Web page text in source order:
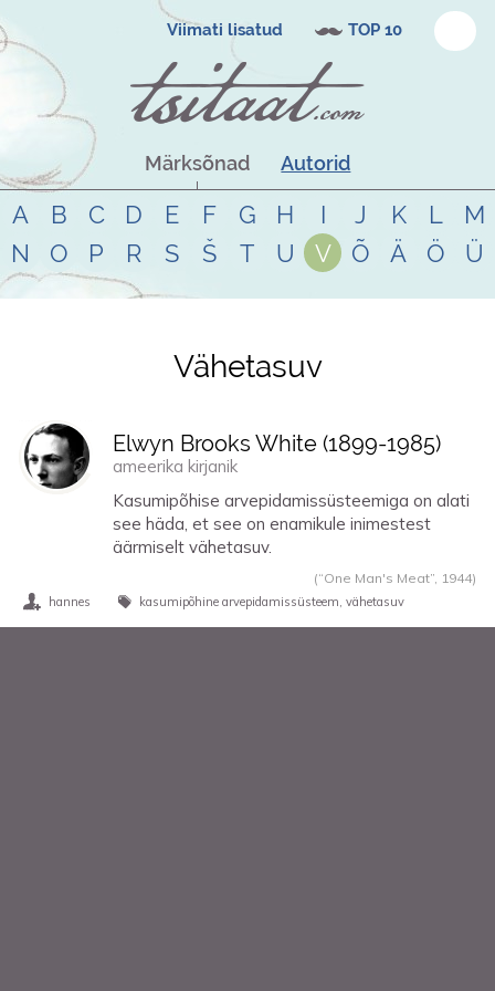
Viimati lisatud TOP 10
Märksõnad Autorid
A B C D E F G H I J K L
M
N
O P R S Š T U V Õ Ä Ö Ü
Tsitaadid teemalvähetasuv
Vähetasuv
Elwyn Brooks White (1899-1985)
ameerika kirjanik
Kasumipõhise arvepidamissüsteemiga on alati
see häda, et see on enamikule inimestest
äärmiselt vähetasuv.
(“One Man's Meat”, 1944)
hannes kasumipõhine arvepidamissüsteem vähetasuv